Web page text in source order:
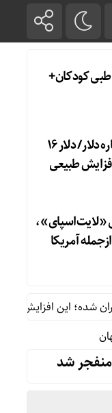
طبی کودکان+
اظهارات همتی درباره دلار/ دلار ۱۶
طبیعی
«لایت‌اسپای»،
۱۳ کشور ازجمله آمریکا